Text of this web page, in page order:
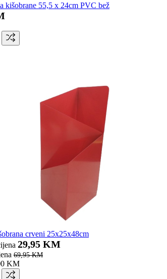
kišobrane 55,5 x 24cm PVC bež
crveni 25x25x48cm
29,95 KM
69,95 KM
KM